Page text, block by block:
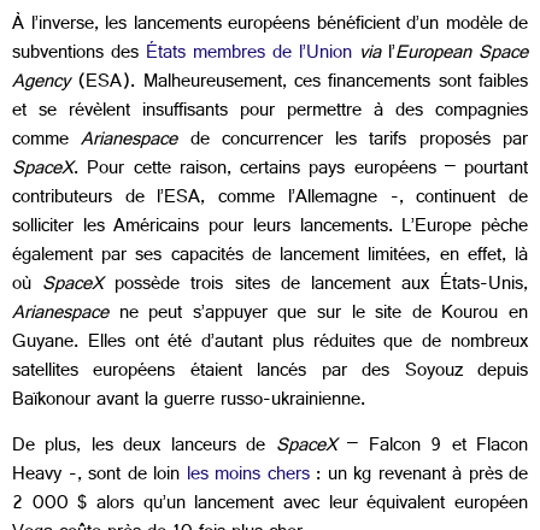
À l’inverse, les lancements européens bénéficient d’un modèle de
subventions des États membres de l’Union vial’European Space
Agency(ESA). Malheureusement, ces financements sont faibles
et se révèlent insuffisants pour permettre à des compagnies
commeArianespace de concurrencer les tarifs proposés par
SpaceX. Pour cette raison, certains pays européens – pourtant
contributeurs de l’ESA, comme l’Allemagne -, continuent de
solliciter les Américains pour leurs lancements. L’Europe pèche
également par ses capacités de lancement limitées, en effet, là
où SpaceX possède trois sites de lancement aux États-Unis,
Arianespace ne peut s’appuyer que sur le site de Kourou en
Guyane. Elles ont été d’autant plus réduites que de nombreux
satellites européens étaient lancés par des Soyouz depuis
Baïkonour avant la guerre russo-ukrainienne.
De plus, les deux lanceurs de SpaceX– Falcon 9 et Flacon
Heavy -, sont de loin les moins chers: un kg revenant à près de
2 000 $ alors qu’un lancement avec leur équivalent européen